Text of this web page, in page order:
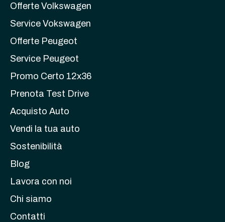
Offerte Volkswagen
Service Vokswagen
Offerte Peugeot
Service Peugeot
Promo Certo 12x36
Prenota Test Drive
Acquisto Auto
Vendi la tua auto
Sostenibilità
Blog
Lavora con noi
Chi siamo
Contatti